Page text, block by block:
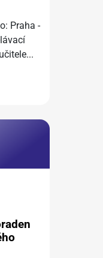
Praha -
...